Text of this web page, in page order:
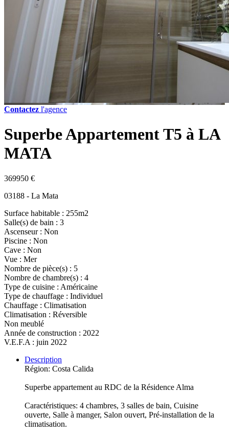
Contactez l'agence
Superbe Appartement T5 à LA
MATA
369950 €
03188 - La Mata
Surface habitable : 255m2
Salle(s) de bain : 3
Ascenseur : Non
Piscine : Non
Cave : Non
Vue : Mer
Nombre de pièce(s) : 5
Nombre de chambre(s) : 4
Type de cuisine : Américaine
Type de chauffage : Individuel
Chauffage : Climatisation
Climatisation : Réversible
Non meublé
Année de construction : 2022
V.E.F.A : juin 2022
Description
Région: Costa Calida
Superbe appartement au RDC de la Résidence Alma
Caractéristiques: 4 chambres, 3 salles de bain, Cuisine
ouverte, Salle à manger, Salon ouvert, Pré-installation de la
climatisation.